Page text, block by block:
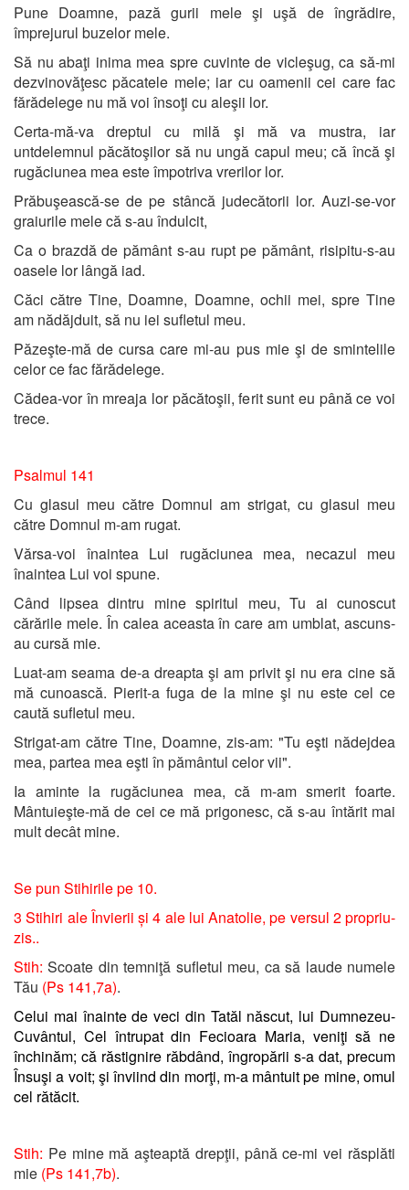
Pune Doamne, pază gurii mele şi uşă de îngrădire,
împrejurul buzelor mele.
Să nu abaţi inima mea spre cuvinte de vicleşug, ca să-mi
dezvinovăţesc păcatele mele; iar cu oamenii cei care fac
fărădelege nu mă voi însoţi cu aleşii lor.
Certa-mă-va dreptul cu milă şi mă va mustra, iar
untdelemnul păcătoşilor să nu ungă capul meu; că încă şi
rugăciunea mea este împotriva vrerilor lor.
Prăbuşească-se de pe stâncă judecătorii lor. Auzi-se-vor
graiurile mele că s-au îndulcit,
Ca o brazdă de pământ s-au rupt pe pământ, risipitu-s-au
oasele lor lângă iad.
Căci către Tine, Doamne, Doamne, ochii mei, spre Tine
am nădăjduit, să nu iei sufletul meu.
Păzeşte-mă de cursa care mi-au pus mie şi de smintelile
celor ce fac fărădelege.
Cădea-vor în mreaja lor păcătoşii, ferit sunt eu până ce voi
trece.
Psalmul 141
Cu glasul meu către Domnul am strigat, cu glasul meu
către Domnul m-am rugat.
Vărsa-voi înaintea Lui rugăciunea mea, necazul meu
înaintea Lui voi spune.
Când lipsea dintru mine spiritul meu, Tu ai cunoscut
cărările mele. În calea aceasta în care am umblat, ascuns-
au cursă mie.
Luat-am seama de-a dreapta şi am privit şi nu era cine să
mă cunoască. Pierit-a fuga de la mine şi nu este cel ce
caută sufletul meu.
Strigat-am către Tine, Doamne, zis-am: "Tu eşti nădejdea
mea, partea mea eşti în pământul celor vii".
Ia aminte la rugăciunea mea, că m-am smerit foarte.
Mântuieşte-mă de cei ce mă prigonesc, că s-au întărit mai
mult decât mine.
Se pun Stihirile pe 10.
3 Stihiri ale Învierii și 4 ale lui Anatolie, pe versul 2 propriu-
zis..
Stih: Scoate din temniţă sufletul meu, ca să laude numele
Tău (Ps 141,7a).
Celui mai înainte de veci din Tatăl născut, lui Dumnezeu-
Cuvântul, Cel întrupat din Fecioara Maria, veniţi să ne
închinăm; că răstignire răbdând, îngropării s-a dat, precum
Însuşi a voit; şi înviind din morţi, m-a mântuit pe mine, omul
cel rătăcit.
Stih: Pe mine mă aşteaptă drepţii, până ce-mi vei răsplăti
mie (Ps 141,7b).